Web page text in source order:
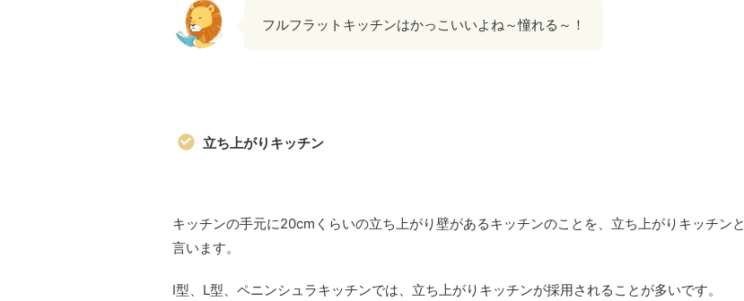
フルフラットキッチンはかっこいいよね～憧れる～！
立ち上がりキッチン
キッチンの手元に20cmくらいの立ち上がり壁があるキッチンのことを、立ち上がりキッチンと
言います。
I型、L型、ペニンシュラキッチンでは、立ち上がりキッチンが採用されることが多いです。